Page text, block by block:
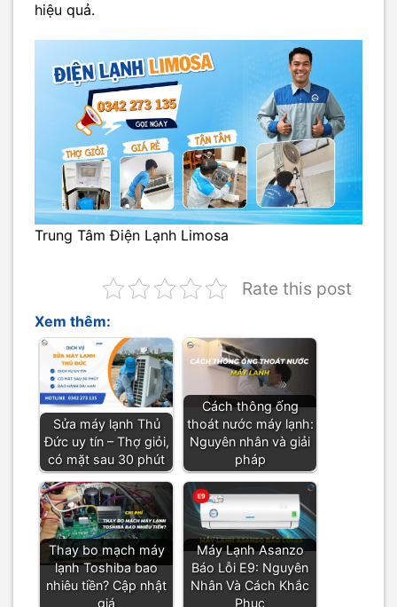
hiệu quả.
Trung Tâm Điện Lạnh Limosa
Rate this post
Xem thêm:
Sửa máy lạnh Thủ
Đức uy tín – Thợ giỏi,
có mặt sau 30 phút
Cách thông ống
thoát nước máy lạnh:
Nguyên nhân và giải
pháp
Thay bo mạch máy
lạnh Toshiba bao
nhiêu tiền? Cập nhật
giá
Máy Lạnh Asanzo
Báo Lỗi E9: Nguyên
Nhân Và Cách Khắc
Phục